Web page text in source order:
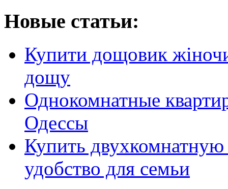
Новые статьи:
Купити дощовик
дощу
Однокомнатные
Одессы
Купить
удобство для семьи